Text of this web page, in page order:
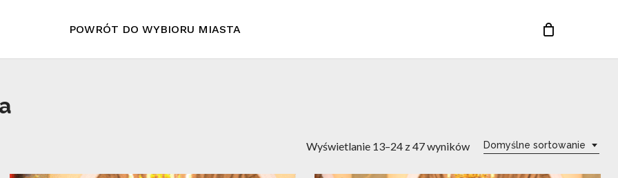
POWRÓT DO WYBIORU MIASTACart
Domyślne sortowanie
Wyświetlanie 13–24 z 47 wyników